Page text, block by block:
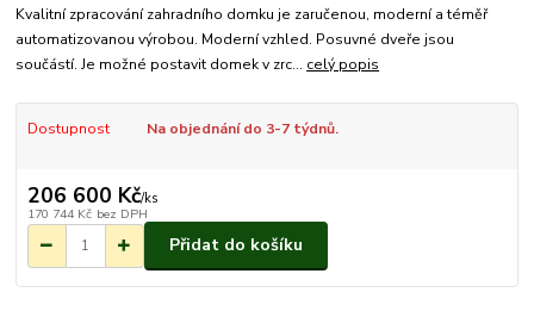
Kvalitní zpracování zahradního domku je zaručenou, moderní a téměř
automatizovanou výrobou. Moderní vzhled. Posuvné dveře jsou
součástí. Je možné postavit domek v zrc... celý popis
Dostupnost Na objednání do 3-7 týdnů.
206 600 Kč/ks
170 744 Kč bez DPH
Přidat do košíku